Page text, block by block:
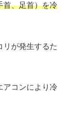
首、足首）を冷
リが発生するた
アコンにより冷